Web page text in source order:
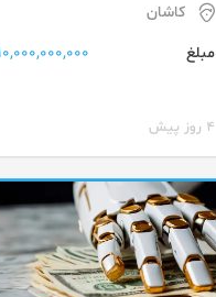
کاشان
مبلغ
10,000,000,000
4 روز پیش